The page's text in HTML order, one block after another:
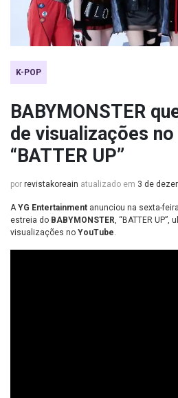
K-POP
BABYMONSTER
de visualizações
“BATTER UP”
por revistakoreain atualizado em 3 de
AYG Entertainment anunciou na sexta-
estreia do BABYMONSTER, “BATTER
visualizações no YouTube.